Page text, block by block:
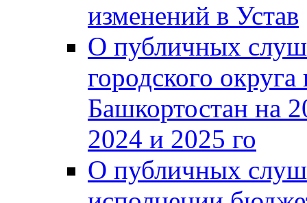
изменений в Устав
О публичных
городского
Башкортостан на
2024 и 2025 го
О публичных